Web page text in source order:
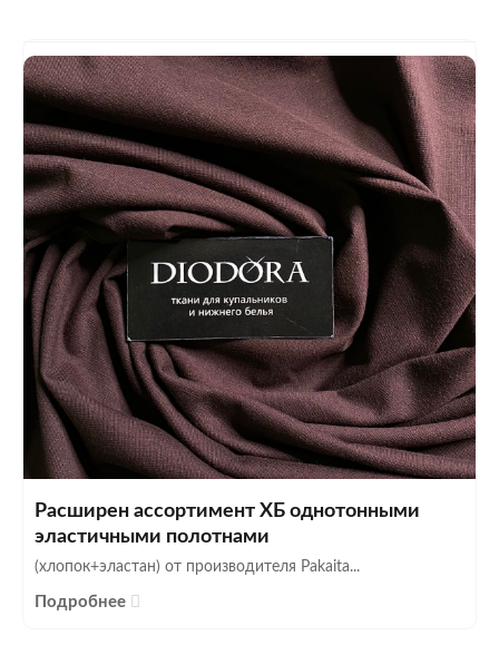
Расширен ассортимент ХБ однотонными
эластичными полотнами
(хлопок+эластан) от производителя Pakaita...
Подробнее